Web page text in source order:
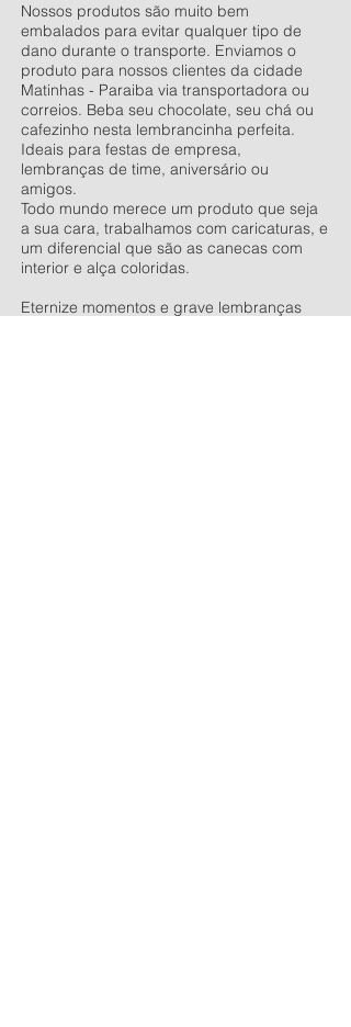
Nossos produtos são muito bem
embalados para evitar qualquer tipo de
dano durante o transporte. Enviamos o
produto para nossos clientes da cidade
Matinhas - Paraiba via transportadora ou
correios. Beba seu chocolate, seu chá ou
cafezinho nesta lembrancinha perfeita.
Ideais para festas de empresa,
lembranças de time, aniversário ou
amigos.
Todo mundo merece um produto que seja
a sua cara, trabalhamos com caricaturas, e
um diferencial que são as canecas com
interior e alça coloridas.
Eternize momentos e grave lembranças